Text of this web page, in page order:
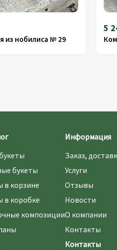
из нобилиса № 29
5
букеты
в корзине
в коробке
композиции
Информация
Заказ,
Услуги
Отзывы
Новости
О компании
Контакты
Контакты